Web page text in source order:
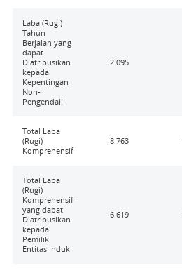
Laba (Rugi)
Tahun
Berjalan yang
dapat
Diatribusikan
kepada
Kepentingan
Non-
Pengendali
2.095
Total Laba
(Rugi)
Komprehensif
8.763
Total Laba
(Rugi)
Komprehensif
yang dapat
Diatribusikan
kepada
Pemilik
Entitas Induk
6.619